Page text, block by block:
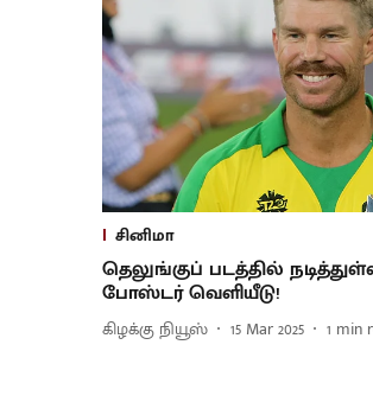
சினிமா
தெலுங்குப் படத்தில்
போஸ்டர் வெளியீடு!
கிழக்கு நியூஸ் 15 Mar 2025 1 min